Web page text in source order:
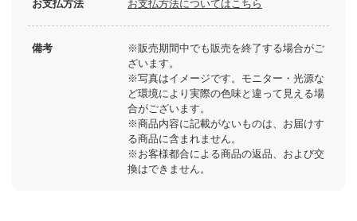
お支払方法 お支払方法についてはこちら
備考
※販売期間中でも販売を終了する場合がご
ざいます。
※写真はイメージです。モニター・光源な
ど環境により実際の色味と違って見える場
合がございます。
※商品内容に記載がないものは、お届けす
る商品に含まれません。
※お客様都合による商品の返品、および交
換はできません。